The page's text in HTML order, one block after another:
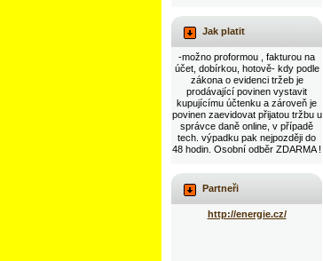
Jak platit
-možno proformou , fakturou na
účet, dobírkou, hotově- kdy podle
zákona o evidenci tržeb je
prodávající povinen vystavit
kupujícímu účtenku a zároveň je
povinen zaevidovat přijatou tržbu u
správce daně online, v případě
tech. výpadku pak nejpozději do
48 hodin. Osobní odběr ZDARMA !
Partneři
http://energie.cz/